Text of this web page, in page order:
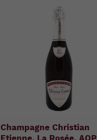
Champagne Christian
Etienne, La Rosée, AOP